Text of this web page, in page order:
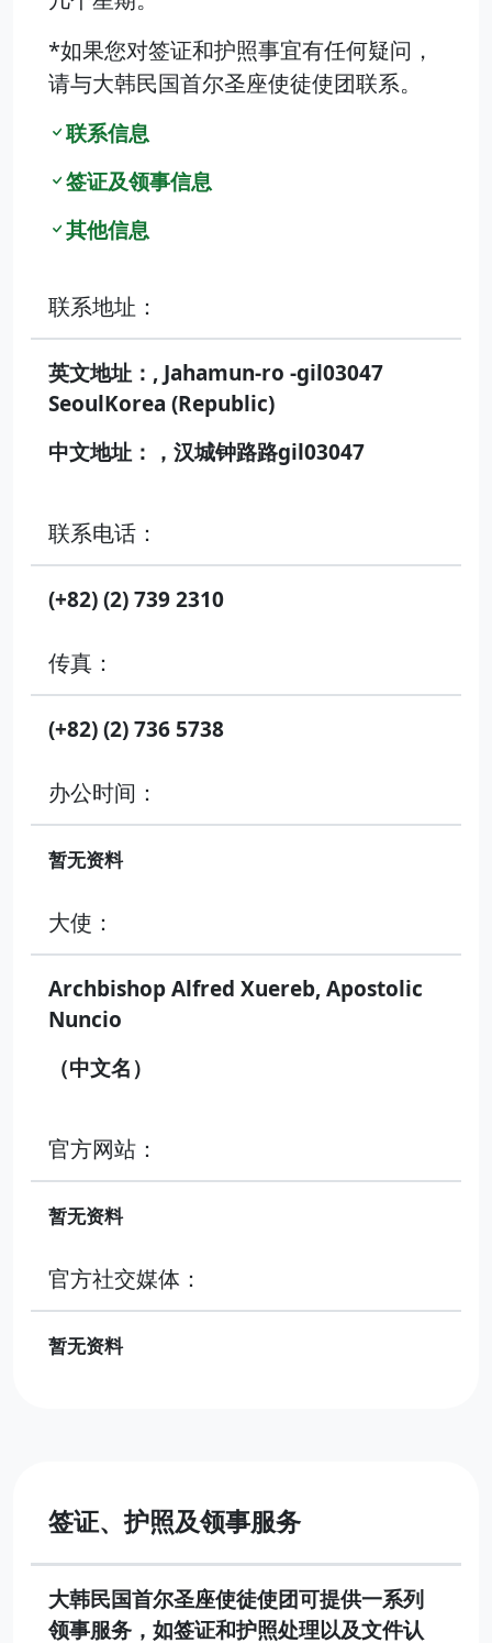
*如果您对签证和护照事宜有任何疑问，
请与大韩民国首尔圣座使徒使团联系。
联系信息
签证及领事信息
其他信息
联系地址：
英文地址：, Jahamun-ro -gil03047
SeoulKorea (Republic)
中文地址：，汉城钟路路gil03047
联系电话：
(+82) (2) 739 2310
传真：
(+82) (2) 736 5738
办公时间：
暂无资料
大使：
Archbishop Alfred Xuereb, Apostolic
Nuncio
（中文名）
官方网站：
暂无资料
官方社交媒体：
暂无资料
签证、护照及领事服务
大韩民国首尔圣座使徒使团可提供一系列
领事服务，如签证和护照处理以及文件认